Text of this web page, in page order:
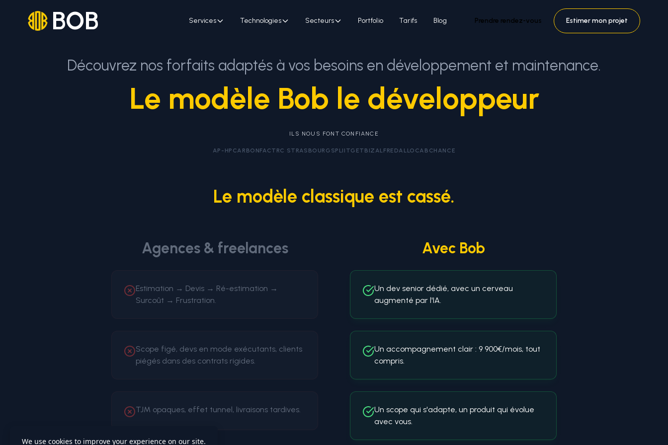
BOB Services Technologies Secteurs Portfolio Tarifs Blog Prendre rendez-vous Estimer mon projet
Découvrez nos forfaits adaptés à vos besoins en développement et maintenance.
Le modèle Bob le développeur
ILS NOUS FONT CONFIANCE
AP-HP CARBONFACT RC STRASBOURG SPLIITGETBIZ ALFREDALLOCAB CHANCE
Le modèle classique est cassé.
Agences & freelances
Estimation → Devis → Ré-estimation →
Surcoût → Frustration.
Scope figé, devs en mode exécutants, clients
piégés dans des contrats rigides.
TJM opaques, effet tunnel, livraisons tardives.
Avec Bob
Un dev senior dédié, avec un cerveau
augmenté par l'IA.
Un accompagnement clair : 9 900€/mois, tout
compris.
Un scope qui s'adapte, un produit qui évolue
avec vous.